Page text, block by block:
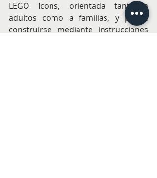
LEGO Icons, orientada tanto a
adultos como a familias, y puede
construirse mediante instrucciones